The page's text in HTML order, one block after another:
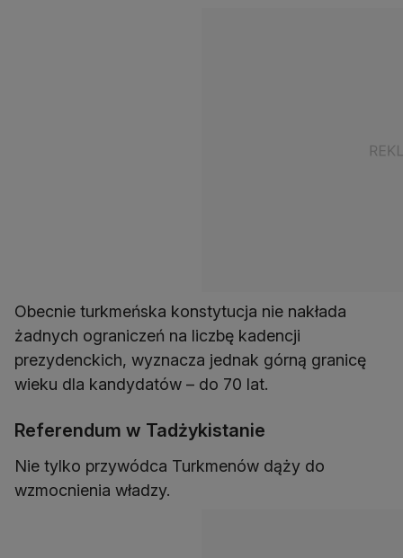
Obecnie turkmeńska konstytucja nie nakłada
żadnych ograniczeń na liczbę kadencji
prezydenckich, wyznacza jednak górną granicę
wieku dla kandydatów – do 70 lat.
Referendum w Tadżykistanie
Nie tylko przywódca Turkmenów dąży do
wzmocnienia władzy.